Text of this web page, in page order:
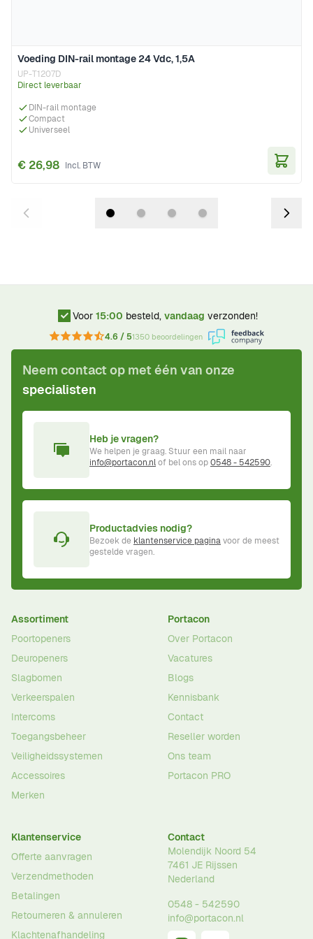
Voeding DIN-rail montage 24 Vdc, 1,5A
UP-T1207D
Direct leverbaar
DIN-rail montage
Compact
Universeel
€ 26,98
Voor 15:00 besteld, vandaag verzonden!
4.6 / 51350 beoordelingen
Neem contact op met één van onze
specialisten
Heb je vragen?
We helpen je graag. Stuur een mail naar
info@portacon.nlof bel ons op0548 - 542590.
Productadvies nodig?
Bezoek de klantenservice paginavoor de meest
gestelde vragen.
Assortiment
Poortopeners
Deuropeners
Slagbomen
Verkeerspalen
Intercoms
Toegangsbeheer
Veiligheidssystemen
Accessoires
Merken
Portacon
Over Portacon
Vacatures
Blogs
Kennisbank
Contact
Reseller worden
Ons team
Portacon PRO
Klantenservice
Offerte aanvragen
Verzendmethoden
Betalingen
Retourneren & annuleren
Klachtenafhandeling
Contact
Molendijk Noord 54
7461 JE Rijssen
Nederland
0548 - 542590
info@portacon.nl